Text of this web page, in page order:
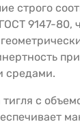
строго
9147-80,
средами.
с